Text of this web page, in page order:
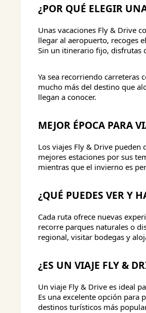
¿POR QUÉ ELEGIR
Unas vacaciones Fly & Drive
llegar al aeropuerto, recoges
Sin un itinerario fijo, disfrutas
Ya sea recorriendo carreteras
mucho más del destino que
llegan a conocer.
MEJOR ÉPOCA PARA
Los viajes Fly & Drive
mejores estaciones por sus
mientras que el invierno es
¿QUÉ PUEDES VER Y
Cada ruta ofrece nuevas
recorre parques naturales o
regional, visitar bodegas y
¿ES UN VIAJE FLY &
Un viaje Fly & Drive es ideal
Es una excelente opción para
destinos turísticos más